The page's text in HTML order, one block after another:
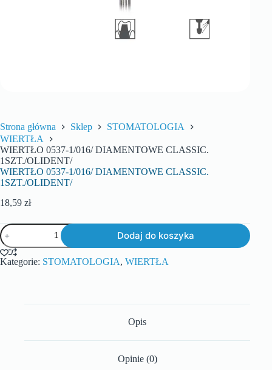
Strona główna Sklep
STOMATOLOGIA
WIERTŁA
WIERTŁO 0537-1/016/ DIAMENTOWE CLASSIC.
1SZT./OLIDENT/
WIERTŁO 0537-1/016/ DIAMENTOWE CLASSIC.
1SZT./OLIDENT/
18,59 zł
Dodaj do koszyka
Kategorie: STOMATOLOGIA, WIERTŁA
Opis
Opinie (0)